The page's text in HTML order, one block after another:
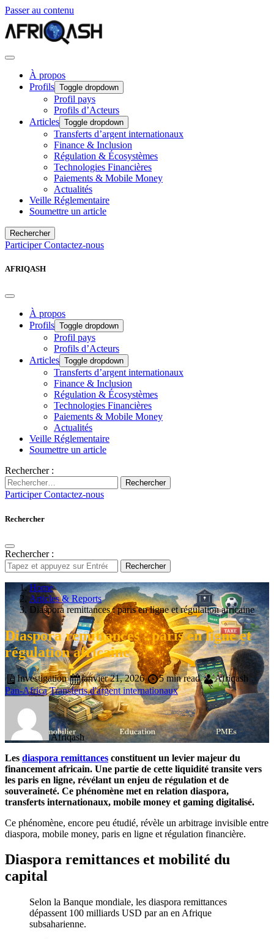
Passer au contenu
À propos
Profils Toggle dropdown
Profil pays
Profils d’Acteurs
Articles Toggle dropdown
Transferts d’argent internationaux
Finance & Inclusion
Régulation & Écosystèmes
Technologies Financières
Paiements & Mobile Money
Actualités
Veille Réglementaire
Soumettre un article
Rechercher
ParticiperContactez-nous
AFRIQASH
À propos
Profils Toggle dropdown
Profil pays
Profils d’Acteurs
Articles Toggle dropdown
Transferts d’argent internationaux
Finance & Inclusion
Régulation & Écosystèmes
Technologies Financières
Paiements & Mobile Money
Actualités
Veille Réglementaire
Soumettre un article
Rechercher :
Rechercher
ParticiperContactez-nous
Rechercher
Rechercher :
Rechercher
Home
Articles & Reports
Diaspora remittances : paris en ligne et régulation africaine
Diaspora remittances : paris en ligne et
régulation africaine
Investigation janvier 21, 2026 5 min read
Afriqash
Pan-Africa Transferts d'argent internationaux
Afriqash
Les diaspora remittances constituent un levier majeur du
financement africain. Une partie de cette liquidité transite vers
les paris en ligne, révélant un enjeu de régulation et de
souveraineté. Ce phénomène met en relation diaspora,
transferts internationaux, mobile money et gaming digitalisé.
Ce phénomène, encore peu étudié, révèle un arbitrage invisible entre
diaspora, mobile money, paris en ligne et régulation financière.
Diaspora remittances et mobilité du
capital
Selon la Banque mondiale, les diaspora remittances
dépassent 100 milliards USD par an en Afrique
subsaharienne.